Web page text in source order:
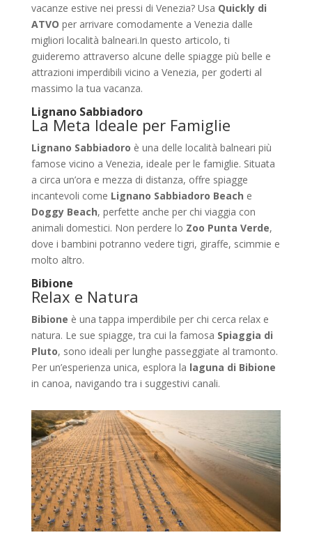
vacanze estive nei pressi di Venezia? Usa Quickly di
ATVO per arrivare comodamente a Venezia dalle
migliori località balneari.In questo articolo, ti
guideremo attraverso alcune delle spiagge più belle e
attrazioni imperdibili vicino a Venezia, per goderti al
massimo la tua vacanza.
Lignano Sabbiadoro
La Meta Ideale per Famiglie
Lignano Sabbiadoro è una delle località balneari più
famose vicino a Venezia, ideale per le famiglie. Situata
a circa un’ora e mezza di distanza, offre spiagge
incantevoli come Lignano Sabbiadoro Beach e
Doggy Beach, perfette anche per chi viaggia con
animali domestici. Non perdere lo Zoo Punta Verde,
dove i bambini potranno vedere tigri, giraffe, scimmie e
molto altro.
Bibione
Relax e Natura
Bibione è una tappa imperdibile per chi cerca relax e
natura. Le sue spiagge, tra cui la famosa Spiaggia di
Pluto, sono ideali per lunghe passeggiate al tramonto.
Per un’esperienza unica, esplora la laguna di Bibione
in canoa, navigando tra i suggestivi canali.